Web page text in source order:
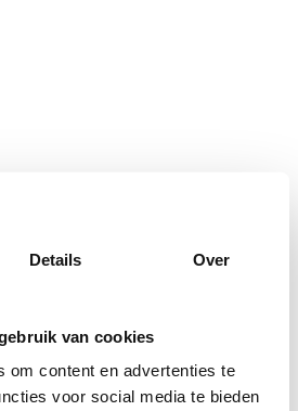
Details Over
van cookies
om content en advertenties te
voor social media te bieden